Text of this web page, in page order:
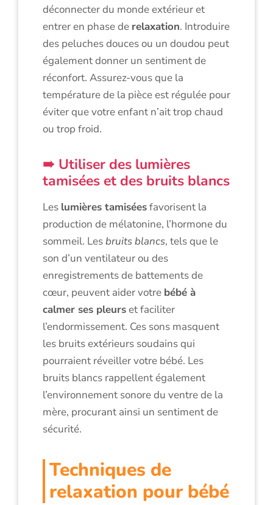
déconnecter du monde extérieur et
entrer en phase de relaxation. Introduire
des peluches douces ou un doudou peut
également donner un sentiment de
réconfort. Assurez-vous que la
température de la pièce est régulée pour
éviter que votre enfant n’ait trop chaud
ou trop froid.
Utiliser des lumières
tamisées et des bruits blancs
Les lumières tamiséesfavorisent la
production de mélatonine, l’hormone du
sommeil. Lesbruits blancs, tels que le
son d’un ventilateur ou des
enregistrements de battements de
cœur, peuvent aider votre bébé à
calmer ses pleurset faciliter
l’endormissement. Ces sons masquent
les bruits extérieurs soudains qui
pourraient réveiller votre bébé. Les
bruits blancs rappellent également
l’environnement sonore du ventre de la
mère, procurant ainsi un sentiment de
sécurité.
Techniques de
relaxation pour bébé